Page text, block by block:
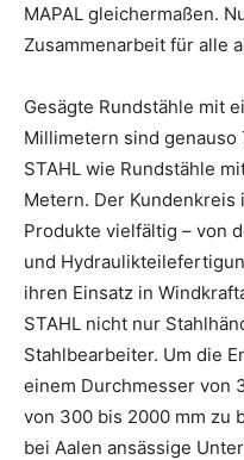
MAPAL gleichermaßen.
Zusammenarbeit für alle
Gesägte Rundstähle mit
Millimetern sind genauso
STAHL wie Rundstähle
Metern. Der
Produkte vielfältig – von
und
ihren Einsatz in
STAHL nicht nur
Stahlbearbeiter. Um die
einem Durchmesser von
von 300 bis 2000 mm zu
bei Aalen ansässige